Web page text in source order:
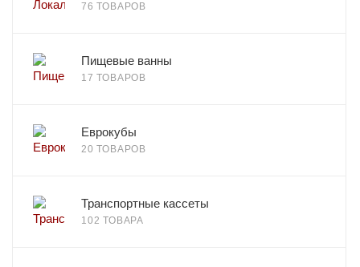
76 ТОВАРОВ
Пищевые ванны
17 ТОВАРОВ
Еврокубы
20 ТОВАРОВ
Транспортные кассеты
102 ТОВАРА